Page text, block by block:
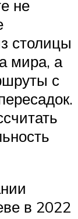
не
столицы
мира, а
с
в 2022